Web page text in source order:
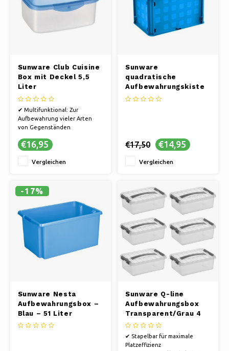
Sunware Club Cuisine
Box mit Deckel 5,5
Liter
✔ Multifunktional: Zur
Aufbewahrung vieler Arten
von Gegenständen
Design für sichere und
✔ Handliche Größe: Kompakt
✔ Komfort: Hält Ihre Sachen
sauber und geschützt
€16,95
Vergleichen
Sunware
quadratische
Aufbewahrungskiste
– Blau – 26 Liter
€17,50 €14,95
Vergleichen
-17%
Sunware Nesta
Aufbewahrungsbox –
Blau – 51 Liter
Sunware Q-line
Aufbewahrungsbox
Transparent/Grau 4
Liter - Set mit 6
Stück
✔ Stapelbar für maximale
Platzeffizienz